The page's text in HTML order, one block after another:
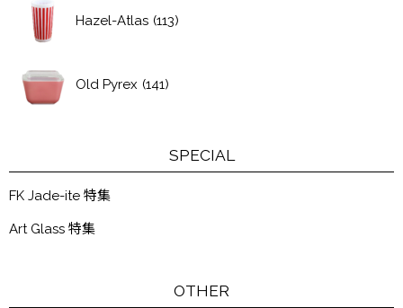
Hazel-Atlas (113)
Old Pyrex (141)
SPECIAL
FK Jade-ite 特集
Art Glass 特集
OTHER